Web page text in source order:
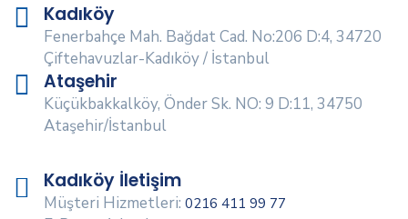
Kadıköy
Fenerbahçe Mah. Bağdat Cad. No:206 D:4, 34720
Çiftehavuzlar-Kadıköy / İstanbul
Ataşehir
Küçükbakkalköy, Önder Sk. NO: 9 D:11, 34750
Ataşehir/İstanbul
Kadıköy İletişim
Müşteri Hizmetleri: 0216 411 99 77